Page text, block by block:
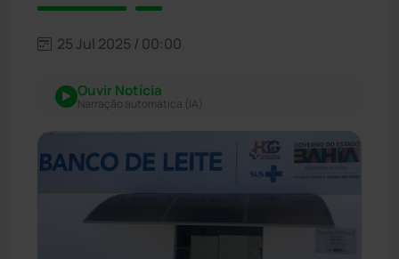
25 Jul 2025 / 00:00
Ouvir Notícia
Narração automática (IA)